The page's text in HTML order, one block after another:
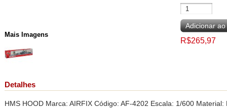
Mais Imagens
Adicionar
R$265,97
Detalhes
HMS HOOD Marca: AIRFIX Código: AF-4202 Escala: 1/600 Material: